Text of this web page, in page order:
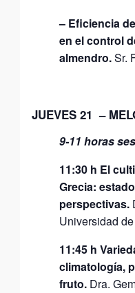
– Eficiencia
en el control
almendro.Sr.
JUEVES 21 –
9-11 horas
11:30 h El
Grecia:
perspectivas.
Universidad
11:45 h
climatología,
fruto. Dra.